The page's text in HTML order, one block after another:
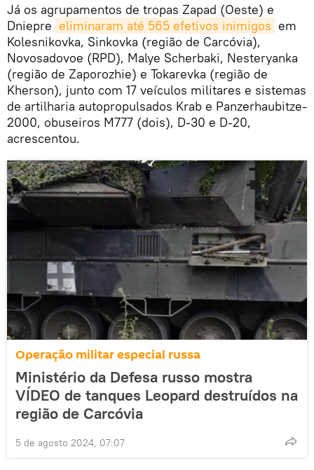
Já os agrupamentos de tropas Zapad (Oeste) e
Dniepre eliminaram até 565 efetivos inimigos em
Kolesnikovka, Sinkovka (região de Carcóvia),
Novosadovoe (RPD), Malye Scherbaki, Nesteryanka
(região de Zaporozhie) e Tokarevka (região de
Kherson), junto com 17 veículos militares e sistemas
de artilharia autopropulsados Krab e Panzerhaubitze-
2000, obuseiros M777 (dois), D-30 e D-20,
acrescentou.
Operação militar especial russa
Ministério da Defesa russo mostra
VÍDEO de tanques Leopard destruídos na
região de Carcóvia
5 de agosto 2024, 07:07